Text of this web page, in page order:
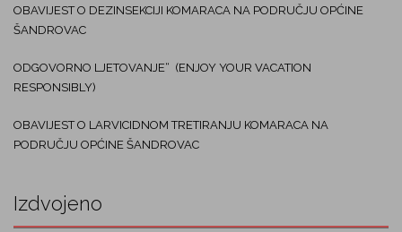
OBAVIJEST O DEZINSEKCIJI KOMARACA NA PODRUČJU OPĆINE
ŠANDROVAC
ODGOVORNO LJETOVANJE“ (ENJOY YOUR VACATION
RESPONSIBLY)
OBAVIJEST O LARVICIDNOM TRETIRANJU KOMARACA NA
PODRUČJU OPĆINE ŠANDROVAC
Izdvojeno